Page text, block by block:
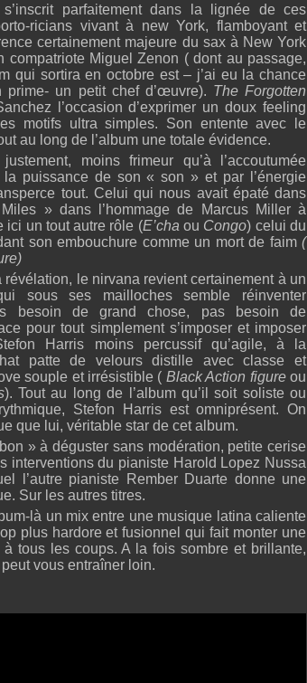
parfaitement dans la lignée de ces
ricians vivant à new York, flamboyant et
certainement majeure du sax à New York
compatriote Miguel Zenon ( dont au passage,
qui sortira en octobre est – j’ai eu la chance
prime- un petit chef d’œuvre). The Forgotten
l’occasion d’exprimer un doux feeling
motifs ultra simples. Son entente avec le
au long de l’album une totale évidence.
moins frimeur qu’à l’accoutumée
la puissance de son « son » et par l’énergie
tout. Celui qui nous avait épaté dans
» dans l’hommage de Marcus Miller à
ici un tout autre rôle (E’cha ou Congo) celui du
son embouchure comme un mort de faim (
révélation, le nirvana revient certainement à un
sous ses mailloches semble réinventer
besoin de grand chose, pas besoin de
pour tout simplement s’imposer et imposer
Harris moins percussif qu’agile, à la
patte de velours distille avec classe et
souple et irrésistible ( Black Action figure ou
). Tout au long de l’album qu’il soit soliste ou
Stefon Harris est omniprésent. On
que lui, véritable star de cet album.
» à déguster sans modération, petite cerise
interventions du pianiste Harold Lopez Nussa
l’autre pianiste Rember Duarte donne une
Sur les autres titres.
là un mix entre une musique latina caliente
plus hardore et fusionnel qui fait monter une
tous les coups. A la fois sombre et brillante,
vous entraîner loin.